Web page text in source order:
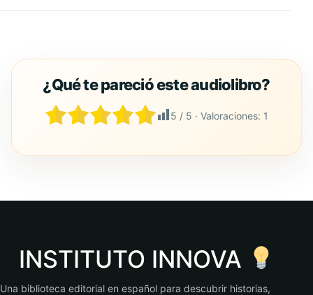
5 / 5 · Valoraciones: 1
INSTITUTO INNOVA
Una biblioteca editorial en español para descubrir historias,